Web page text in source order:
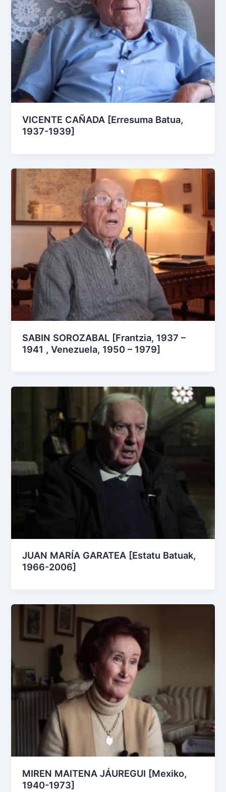
VICENTE CAÑADA [Erresuma Batua,
1937-1939]
SABIN SOROZABAL [Frantzia, 1937 –
1941 , Venezuela, 1950 – 1979]
JUAN MARÍA GARATEA [Estatu Batuak,
1966-2006]
MIREN MAITENA JÁUREGUI [Mexiko,
1940-1973]